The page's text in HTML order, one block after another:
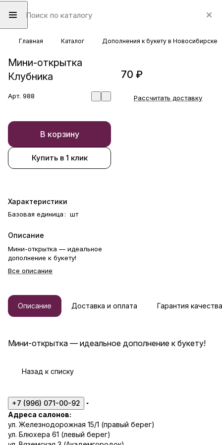
Главная Каталог Дополнения к букету в Новосибирске
Мини-открытка
Клубника
Арт. 988
В корзину
Купить в 1 клик
Характеристики
Базовая единица : шт
Описание
Мини-открытка — идеальное
дополнение к букету!
Все описание
70 ₽
Рассчитать доставку
Описание Доставка и оплата Гарантия качества
Мини-открытка — идеальное дополнение к букету!
Назад к списку
+7 (996) 071-00-92
Адреса салонов:
ул. Железнодорожная 15/1 (правый берег)
ул. Блюхера 61 (левый берег)